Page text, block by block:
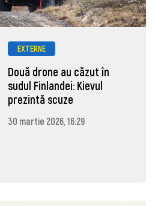
EXTERNE
Două drone au căzut în
sudul Finlandei: Kievul
prezintă scuze
30 martie 2026, 16:29